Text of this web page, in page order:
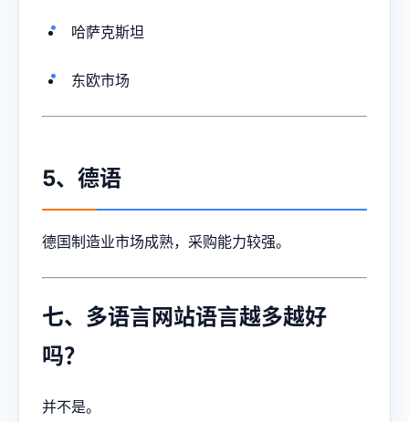
哈萨克斯坦
东欧市场
5、德语
德国制造业市场成熟，采购能力较强。
七、多语言网站语言越多越好
吗？
并不是。